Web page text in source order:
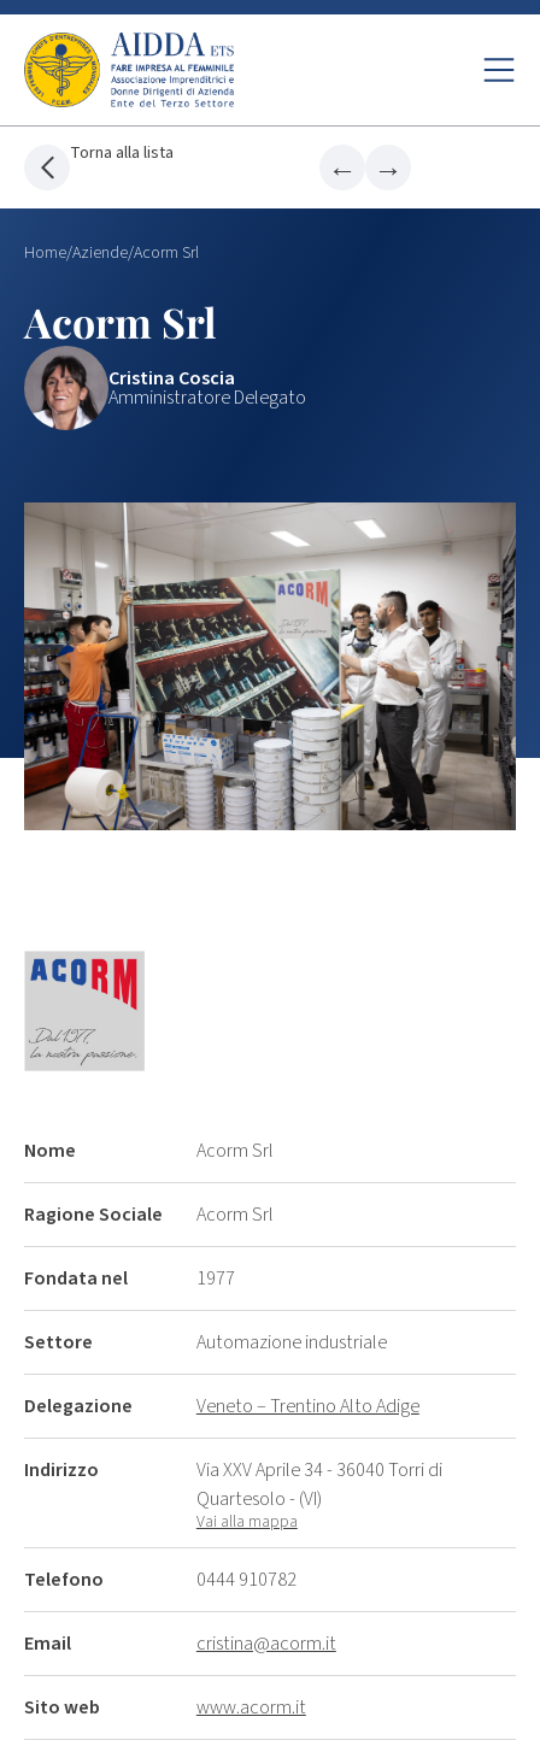
Torna alla lista ← →
Home/Aziende/Acorm Srl
Acorm Srl
Cristina Coscia
Amministratore Delegato
Nome Acorm Srl
Ragione Sociale Acorm Srl
Fondata nel 1977
Settore Automazione industriale
Delegazione Veneto – Trentino Alto Adige
Indirizzo
Via XXV Aprile 34 - 36040 Torri di
Quartesolo - (VI)
Vai alla mappa
Telefono 0444 910782
Email cristina@acorm.it
Sito web www.acorm.it